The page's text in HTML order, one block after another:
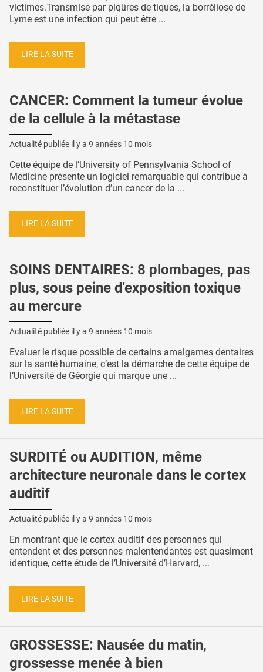
victimes.Transmise par piqûres de tiques, la borréliose de
Lyme est une infection qui peut être ...
LIRE LA SUITE
CANCER: Comment la tumeur évolue
de la cellule à la métastase
Actualité publiée il y a 9 années 10 mois
Cette équipe de l’University of Pennsylvania School of
Medicine présente un logiciel remarquable qui contribue à
reconstituer l’évolution d’un cancer de la ...
LIRE LA SUITE
SOINS DENTAIRES: 8 plombages, pas
plus, sous peine d'exposition toxique
au mercure
Actualité publiée il y a 9 années 10 mois
Evaluer le risque possible de certains amalgames dentaires
sur la santé humaine, c’est la démarche de cette équipe de
l’Université de Géorgie qui marque une ...
LIRE LA SUITE
SURDITÉ ou AUDITION, même
architecture neuronale dans le cortex
auditif
Actualité publiée il y a 9 années 10 mois
En montrant que le cortex auditif des personnes qui
entendent et des personnes malentendantes est quasiment
identique, cette étude de l’Université d’Harvard, ...
LIRE LA SUITE
GROSSESSE: Nausée du matin,
grossesse menée à bien